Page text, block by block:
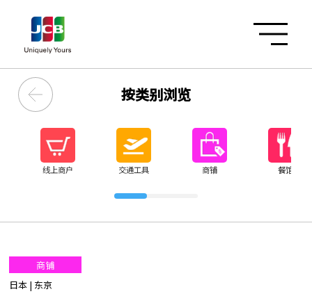
按类别浏览
线上商户 交通工具 商铺 餐馆
商铺
日本 | 东京